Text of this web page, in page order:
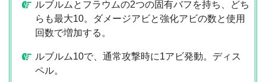
ルブルムとフラウムの2つの固有バフを持ち、どち
らも最大10。ダメージアビと強化アビの数と使用
回数で増加する。
ルブルム10で、通常攻撃時に1アビ発動。ディス
ペル。